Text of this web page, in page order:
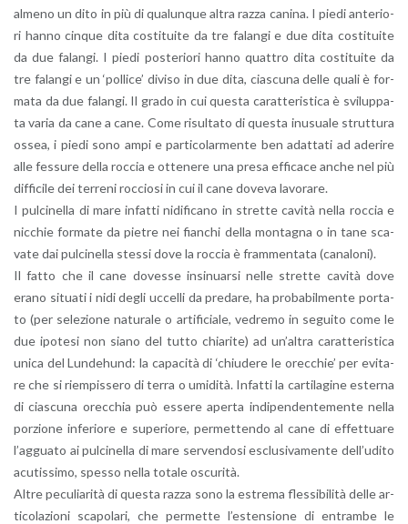
al­me­no un dito in più di qua­lun­que altra razza ca­ni­na. I piedi an­te­rio­
ri hanno cin­que dita co­sti­tui­te da tre fa­lan­gi e due dita co­sti­tui­te
da due fa­lan­gi. I piedi po­ste­rio­ri hanno quat­tro dita co­sti­tui­te da
tre fa­lan­gi e un ‘pol­li­ce’ di­vi­so in due dita, cia­scu­na delle quali è for­
ma­ta da due fa­lan­gi. Il grado in cui que­sta ca­rat­te­ri­sti­ca è svi­lup­pa­
ta varia da cane a cane. Come ri­sul­ta­to di que­sta inu­sua­le strut­tu­ra
ossea, i piedi sono ampi e par­ti­co­lar­men­te ben adat­ta­ti ad ade­ri­re
alle fes­su­re della roc­cia e ot­te­ne­re una presa ef­fi­ca­ce anche nel più
dif­fi­ci­le dei ter­re­ni roc­cio­si in cui il cane do­ve­va la­vo­ra­re.
I pul­ci­nel­la di mare in­fat­ti ni­di­fi­ca­no in stret­te ca­vi­tà nella roc­cia e
nic­chie for­ma­te da pie­tre nei fian­chi della mon­ta­gna o in tane sca­
va­te dai pul­ci­nel­la stes­si dove la roc­cia è fram­men­ta­ta (ca­na­lo­ni).
Il fatto che il cane do­ves­se in­si­nuar­si nelle stret­te ca­vi­tà dove
erano si­tua­ti i nidi degli uc­cel­li da pre­da­re, ha pro­ba­bil­men­te por­ta­
to (per se­le­zio­ne na­tu­ra­le o ar­ti­fi­cia­le, ve­dre­mo in se­gui­to come le
due ipo­te­si non siano del tutto chia­ri­te) ad un’al­tra ca­rat­te­ri­sti­ca
unica del Lun­de­hund: la ca­pa­ci­tà di ‘chiu­de­re le orec­chie’ per evi­ta­
re che si riem­pis­se­ro di terra o umi­di­tà. In­fat­ti la car­ti­la­gi­ne ester­na
di cia­scu­na orec­chia può es­se­re aper­ta in­di­pen­den­te­men­te nella
por­zio­ne in­fe­rio­re e su­pe­rio­re, per­met­ten­do al cane di ef­fet­tua­re
l’ag­gua­to ai pul­ci­nel­la di mare ser­ven­do­si esclu­si­va­men­te del­l’u­di­to
acu­tis­si­mo, spes­so nella to­ta­le oscu­ri­tà.
Altre pe­cu­lia­ri­tà di que­sta razza sono la estre­ma fles­si­bi­li­tà delle ar­
ti­co­la­zio­ni sca­po­la­ri, che per­met­te l’e­sten­sio­ne di en­tram­be le